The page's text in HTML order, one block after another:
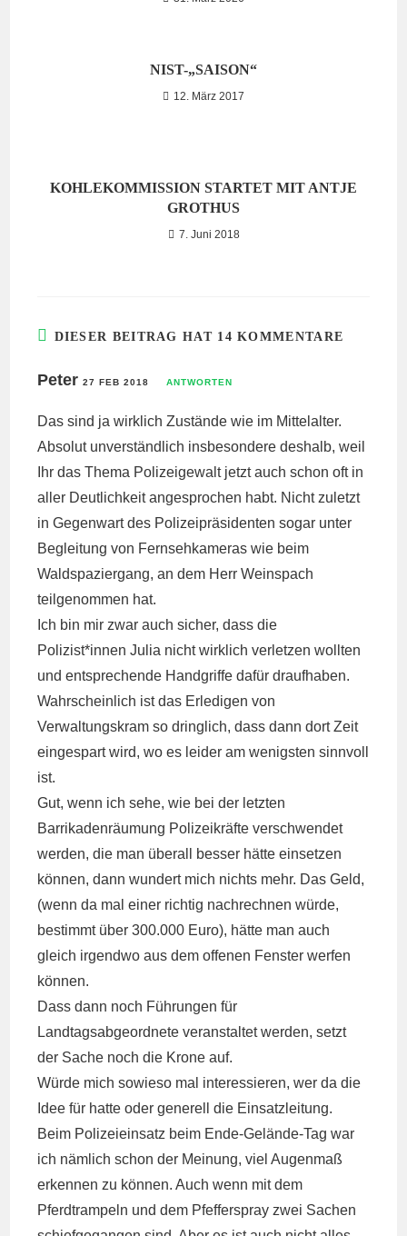
NIST-„SAISON“
12. März 2017
KOHLEKOMMISSION STARTET MIT ANTJE
GROTHUS
7. Juni 2018
DIESER BEITRAG HAT 14 KOMMENTARE
Peter27 FEB 2018 ANTWORTEN
Das sind ja wirklich Zustände wie im Mittelalter.
Absolut unverständlich insbesondere deshalb, weil
Ihr das Thema Polizeigewalt jetzt auch schon oft in
aller Deutlichkeit angesprochen habt. Nicht zuletzt
in Gegenwart des Polizeipräsidenten sogar unter
Begleitung von Fernsehkameras wie beim
Waldspaziergang, an dem Herr Weinspach
teilgenommen hat.
Ich bin mir zwar auch sicher, dass die
Polizist*innen Julia nicht wirklich verletzen wollten
und entsprechende Handgriffe dafür draufhaben.
Wahrscheinlich ist das Erledigen von
Verwaltungskram so dringlich, dass dann dort Zeit
eingespart wird, wo es leider am wenigsten sinnvoll
ist.
Gut, wenn ich sehe, wie bei der letzten
Barrikadenräumung Polizeikräfte verschwendet
werden, die man überall besser hätte einsetzen
können, dann wundert mich nichts mehr. Das Geld,
(wenn da mal einer richtig nachrechnen würde,
bestimmt über 300.000 Euro), hätte man auch
gleich irgendwo aus dem offenen Fenster werfen
können.
Dass dann noch Führungen für
Landtagsabgeordnete veranstaltet werden, setzt
der Sache noch die Krone auf.
Würde mich sowieso mal interessieren, wer da die
Idee für hatte oder generell die Einsatzleitung.
Beim Polizeieinsatz beim Ende-Gelände-Tag war
ich nämlich schon der Meinung, viel Augenmaß
erkennen zu können. Auch wenn mit dem
Pferdtrampeln und dem Pfefferspray zwei Sachen